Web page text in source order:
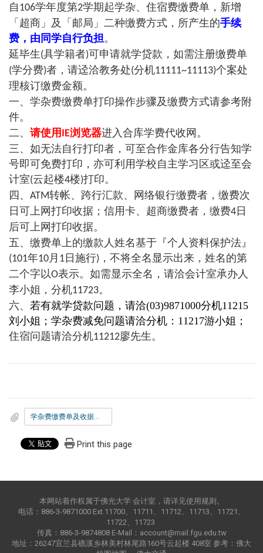
自 106学年度第2学期起学杂、住宿费缴费单，新增
「超商」及「邮局」二种缴费方式，所产生的手续
费，由同学自行负担。
延毕生(具学籍者)可申请就学贷款，如需注册缴费单
(学分费)者，请迳洽教务处(分机11111~11113)个案处
理核订缴费金额。
一、学杂费缴费单打印操作步骤及缴费方式请参考附
件。
二、 请使用 IE浏览器进入合库学费代收网。
三、如无法自行打印者，可至合作金库各分行告知学
号即可免费打印，亦可利用学校自主学习区或迳至会
计室(云起楼4楼)打印。
四、 ATM转帐、跨行汇款、网络银行缴费者，缴费次
日可上网打印收据；信用卡、超商缴费者，缴费4日
后可上网打印收据。
五、缴费单上的缴款人姓名基于『个人资料保护法』
(101年10 月 1日施行) ，不将全名显示出来，姓名的第
二个字以O表示。如需显示全名，请洽会计室承办人
李小姐，分机11723。
六、 若有就学贷款问题，请洽(03)9871000分机11215
刘小姐； 学杂费减免问题请洽分机： 11217游小姐 ；
住宿问题请洽分机11212廖先生。
学杂费缴费单及收据自行上网打印方式
Print this page
本网站着作权属于佛光大学 会计室，请详见使用规则。
电话：886-3-9871000 Ext.11700、11711、11712、11713、11721、
11722、11723
传真：886-3-9874808 E-Mail：account@mail.fgu.edu.tw
地址：26247宜兰县礁溪乡林美村林尾路160号云起楼 408室 参考： 佛大